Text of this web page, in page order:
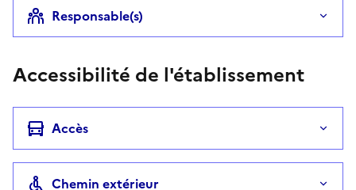
Responsable(s)
Accessibilité de l'établissement
Accès
Chemin extérieur